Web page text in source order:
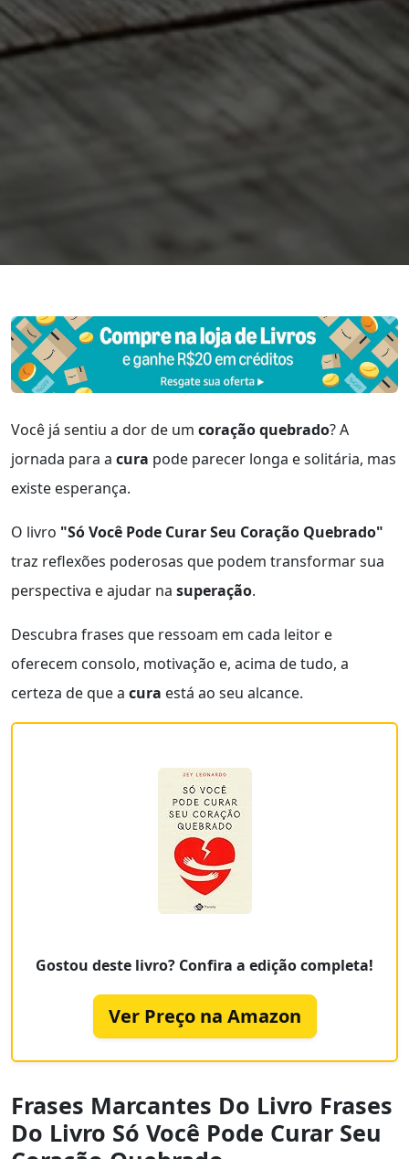
Você já sentiu a dor de um coração quebrado? A
jornada para a cura pode parecer longa e solitária, mas
existe esperança.
O livro "Só Você Pode Curar Seu Coração Quebrado"
traz reflexões poderosas que podem transformar sua
perspectiva e ajudar na superação.
Descubra frases que ressoam em cada leitor e
oferecem consolo, motivação e, acima de tudo, a
certeza de que a cura está ao seu alcance.
Gostou deste livro? Confira a edição completa!
Ver Preço na Amazon
Frases Marcantes Do Livro Frases
Do Livro Só Você Pode Curar Seu